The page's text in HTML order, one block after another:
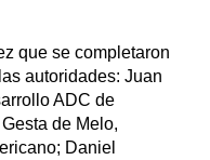
que se completaron
autoridades: Juan
ADC de
de Melo,
Daniel